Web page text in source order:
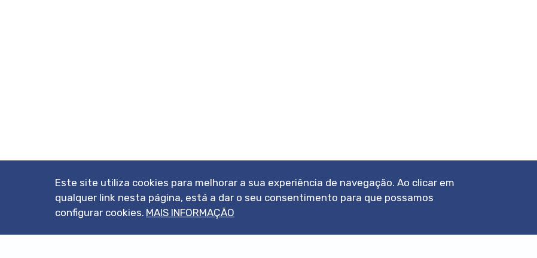
Este site utiliza cookies para melhorar a sua experiência de navegação. Ao clicar em
qualquer link nesta página, está a dar o seu consentimento para que possamos
configurar cookies. MAIS INFORMAÇÃO